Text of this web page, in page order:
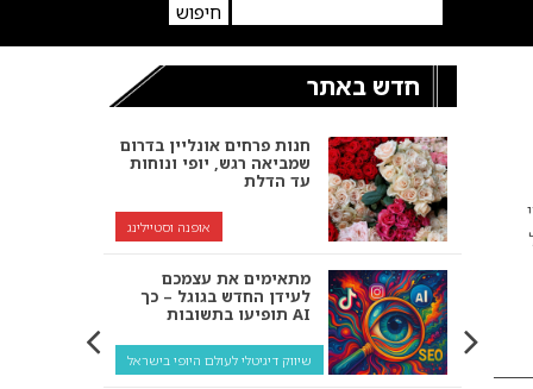
חדש באתר
חנות פרחים אונליין בדרום
שמביאה רגש, יופי ונוחות
עד הדלת
אופנה וסטיילינג
מתאימים את עצמכם
לעידן החדש בגוגל – כך
תופיעו בתשובות AI
שיווק דיגיטלי לעולם היופי בישראל